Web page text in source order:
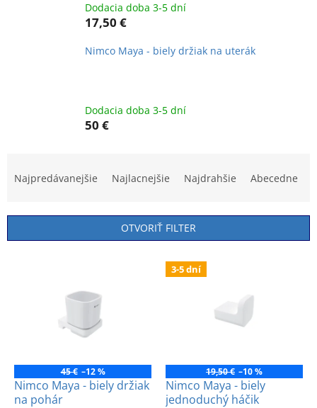
Dodacia doba 3-5 dní
17,50 €
Nimco Maya - biely držiak na uterák
Dodacia doba 3-5 dní
50 €
n
i
o
Najpredávanejšie Najlacnejšie Najdrahšie Abecedne
OTVORIŤ FILTER
o
45 € –12 %
Nimco Maya - biely držiak
na pohár
3-5 dní
19,50 € –10 %
Nimco Maya - biely
jednoduchý háčik